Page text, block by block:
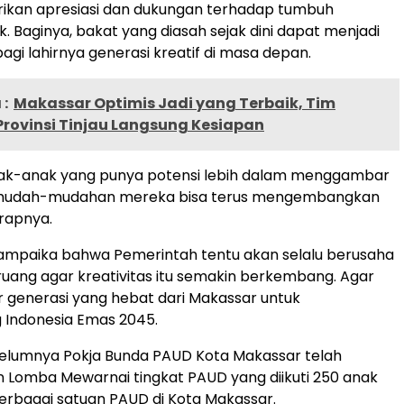
apresiasi dan dukungan terhadap tumbuh
Baginya, bakat yang diasah sejak dini dapat menjadi
lahirnya generasi kreatif di masa depan.
: Makassar Optimis Jadi yang Terbaik, Tim
Tinjau Langsung Kesiapan
anak yang punya potensi lebih dalam menggambar
mudahan mereka bisa terus mengembangkan
bahwa Pemerintah tentu akan selalu berusaha
agar kreativitas itu semakin berkembang. Agar
generasi yang hebat dari Makassar untuk
Emas 2045.
Pokja Bunda PAUD Kota Makassar telah
Mewarnai tingkat PAUD yang diikuti 250 anak
satuan PAUD di Kota Makassar.